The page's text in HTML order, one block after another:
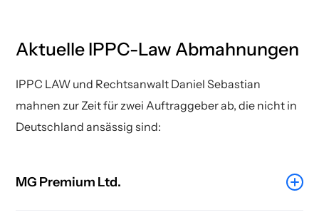
Aktuelle IPPC-Law Abmahnungen
IPPC LAW und Rechtsanwalt Daniel Sebastian
mahnen zur Zeit für zwei Auftraggeber ab, die nicht in
Deutschland ansässig sind:
MG Premium Ltd.